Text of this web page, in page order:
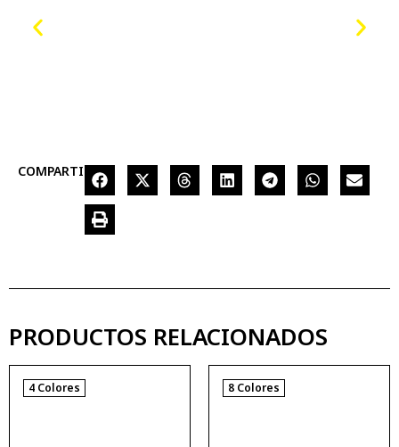
COMPARTIR
PRODUCTOS RELACIONADOS
4 Colores 8 Colores